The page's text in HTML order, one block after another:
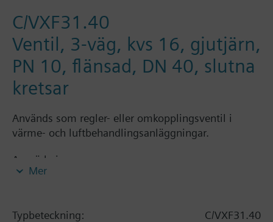
C/VXF31.40
Ventil, 3-väg, kvs 16, gjutjärn,
PN 10, flänsad, DN 40, slutna
kretsar
Används som regler- eller omkopplingsventil i
värme- och luftbehandlingsanläggningar.
Anmärkning
2-vägs-/3-vägsventiler PN 10 med flänsad
Mer
Typbeteckning:
C/VXF31.40